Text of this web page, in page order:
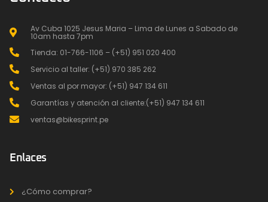
Av Cuba 1025 Jesus Maria – Lima de Lunes a Sabado de
10am hasta 7pm
Tienda: 01-766-1106 – (+51) 951 020 400
Servicio al taller: (+51) 970 385 262
Ventas al por mayor: (+51) 947 134 611
Garantías y atención al cliente:(+51) 947 134 611
ventas@bikesprint.pe
Enlaces
¿Cómo comprar?